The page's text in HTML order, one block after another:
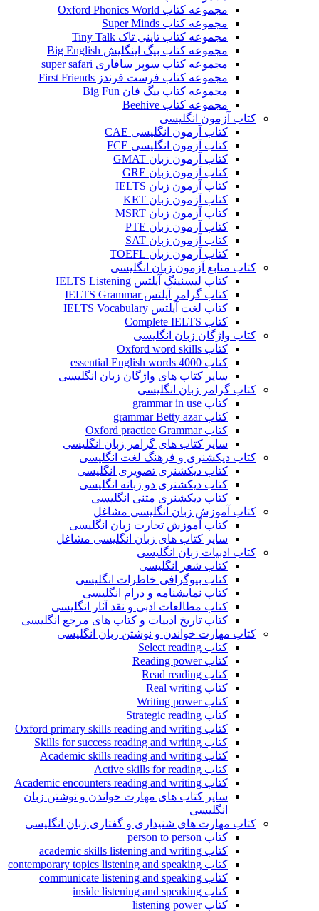
مجموعه کتاب Oxford Phonics World
مجموعه کتاب Super Minds
مجموعه کتاب تاینی تاک Tiny Talk
مجموعه کتاب بیگ اینگلیش Big English
مجموعه کتاب سوپر سافاری super safari
مجموعه کتاب فرست فرندز First Friends
مجموعه کتاب بیگ فان Big Fun
مجموعه کتاب Beehive
کتاب آزمون انگلیسی
کتاب آزمون انگلیسی CAE
کتاب آزمون انگلیسی FCE
کتاب آزمون زبان GMAT
کتاب آزمون زبان GRE
کتاب آزمون زبان IELTS
کتاب آزمون زبان KET
کتاب آزمون زبان MSRT
کتاب آزمون زبان PTE
کتاب آزمون زبان SAT
کتاب آزمون زبان TOEFL
کتاب منابع آزمون زبان انگلیسی
کتاب لیسنینگ آیلتس IELTS Listening
کتاب گرامر آیلتس IELTS Grammar
کتاب لغت آیلتس IELTS Vocabulary
کتاب Complete IELTS
کتاب واژگان زبان انگلیسی
کتاب Oxford word skills
کتاب essential English words 4000
سایر کتاب های واژگان زبان انگلیسی
کتاب گرامر زبان انگلیسی
کتاب grammar in use
کتاب grammar Betty azar
کتاب Oxford practice Grammar
سایر کتاب های گرامر زبان انگلیسی
کتاب دیکشنری و فرهنگ لغت انگلیسی
کتاب دیکشنری تصویری انگلیسی
کتاب دیکشنری دو زبانه انگلیسی
کتاب دیکشنری متنی انگلیسی
کتاب آموزش زبان انگلیسی مشاغل
کتاب آموزش تجارت زبان انگلیسی
سایر کتاب های زبان انگلیسی مشاغل
کتاب ادبیات زبان انگلیسی
کتاب شعر انگلیسی
کتاب بیوگرافی خاطرات انگلیسی
کتاب نمایشنامه و درام انگلیسی
کتاب مطالعات ادبی و نقد آثار انگلیسی
کتاب تاریخ ادبیات و کتاب های مرجع انگلیسی
کتاب مهارت خواندن و نوشتن زبان انگلیسی
کتاب Select reading
کتاب Reading power
کتاب Read reading
کتاب Real writing
کتاب Writing power
کتاب Strategic reading
کتاب Oxford primary skills reading and writing
کتاب Skills for success reading and writing
کتاب Academic skills reading and writing
کتاب Active skills for reading
کتاب Academic encounters reading and writing
سایر کتاب های مهارت خواندن و نوشتن زبان
انگلیسی
کتاب مهارت های شنیداری و گفتاری زبان انگلیسی
کتاب person to person
کتاب academic skills listening and writing
کتاب contemporary topics listening and speaking
کتاب communicate listening and speaking
کتاب inside listening and speaking
کتاب listening power